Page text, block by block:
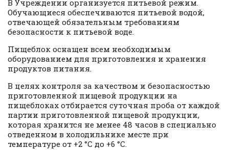
В Учреждении организуется питьевой режим.
Обучающиеся обеспечиваются питьевой водой,
отвечающей обязательным требованиям
безопасности к питьевой воде.
Пищеблок оснащен всем необходимым
оборудованием для приготовления и хранения
продуктов питания.
В целях контроля за качеством и безопасностью
приготовленной пищевой продукции на
пищеблоках отбирается суточная проба от каждой
партии приготовленной пищевой продукции,
которая хранится не менее 48 часов в специально
отведенном в холодильнике месте при
температуре от +2 °C до +6 °C.